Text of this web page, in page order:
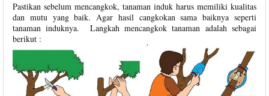
Pastikan sebelum mencangkok, tanaman induk harus memiliki kualitas
dan mutu yang baik. Agar hasil cangkokan sama baiknya seperti
tanaman induknya. Langkah mencangkok tanaman adalah sebagai
berikut :